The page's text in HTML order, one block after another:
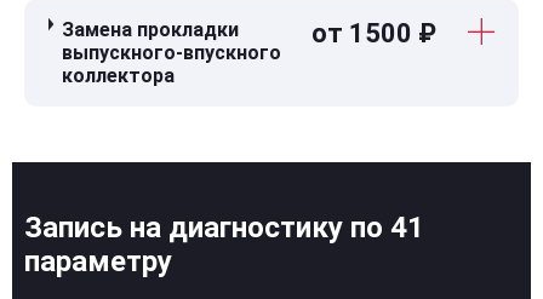
Замена прокладки
выпускного-впускного
коллектора
от 1500 ₽
Запись на диагностику по 41
параметру